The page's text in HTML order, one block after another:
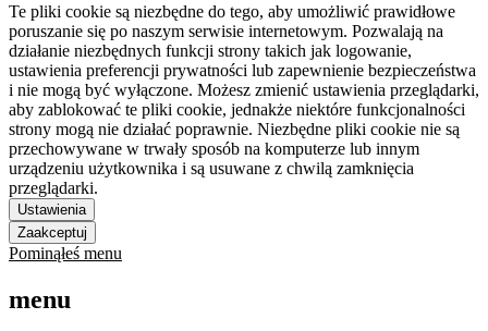
Te pliki cookie są niezbędne do tego, aby umożliwić prawidłowe
poruszanie się po naszym serwisie internetowym. Pozwalają na
działanie niezbędnych funkcji strony takich jak logowanie,
ustawienia preferencji prywatności lub zapewnienie bezpieczeństwa
i nie mogą być wyłączone. Możesz zmienić ustawienia przeglądarki,
aby zablokować te pliki cookie, jednakże niektóre funkcjonalności
strony mogą nie działać poprawnie. Niezbędne pliki cookie nie są
przechowywane w trwały sposób na komputerze lub innym
urządzeniu użytkownika i są usuwane z chwilą zamknięcia
przeglądarki.
Ustawienia
Zaakceptuj
Pominąłeś menu
menu